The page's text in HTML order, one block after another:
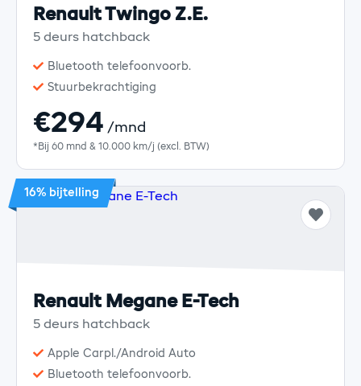
Renault Twingo Z.E.
5 deurs hatchback
Bluetooth telefoonvoorb.
Stuurbekrachtiging
€294 /mnd
*Bij 60 mnd & 10.000 km/j (excl. BTW)
16% bijtelling
Renault Megane E-Tech
5 deurs hatchback
Apple Carpl./Android Auto
Bluetooth telefoonvoorb.